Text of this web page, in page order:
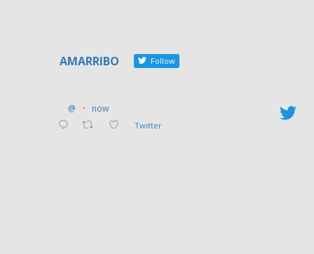
AMARRIBO Follow
@ · now
Twitter